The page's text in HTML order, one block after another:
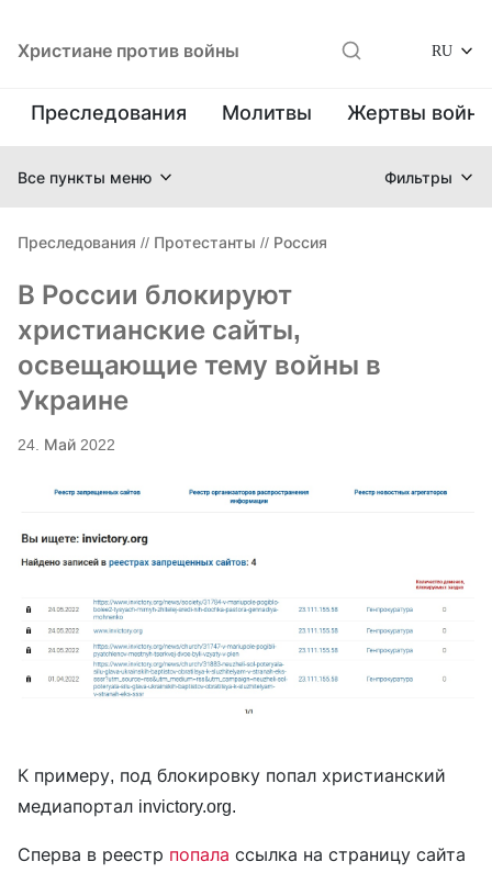
Христиане против войны RU
Преследования Молитвы Жертвы
Все пункты меню Фильтры
Преследования // Протестанты // Россия
В России блокируют
христианские сайты,
освещающие тему войны в
Украине
24. Май 2022
К примеру, под блокировку попал христианский
медиапортал invictory.org.
Сперва в реестр попала ссылка на страницу сайта